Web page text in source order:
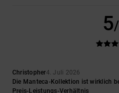
5
Christopher4. Juli 2026
Die Manteca-Kollektion ist wirklich
Preis-Leistungs-Verhältnis